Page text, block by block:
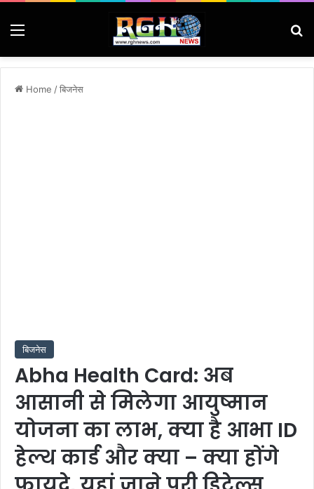
Menu
Home /बिजनेस
बिजनेस
Abha Health Card: अब
आसानी से मिलेगा आयुष्मान
योजना का लाभ, क्या है आभा ID
हेल्थ कार्ड और क्या – क्या होंगे